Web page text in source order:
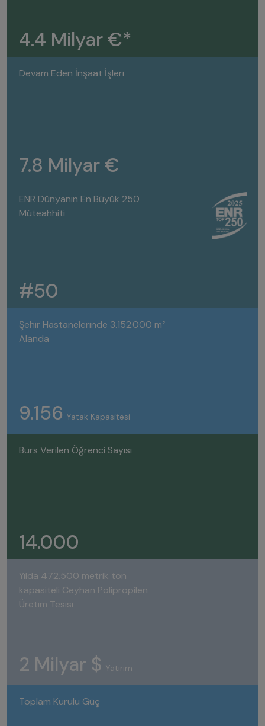
4.4 Milyar €*
Devam Eden İnşaat İşleri
7.8 Milyar €
ENR Dünyanın En Büyük 250
Müteahhiti
#50
Şehir Hastanelerinde 3.152.000 m²
Alanda
9.156 Yatak Kapasitesi
Burs Verilen Öğrenci Sayısı
14.000
Yılda 472.500 metrik ton
kapasiteli Ceyhan Polipropilen
Üretim Tesisi
2 Milyar $ Yatırım
Toplam Kurulu Güç